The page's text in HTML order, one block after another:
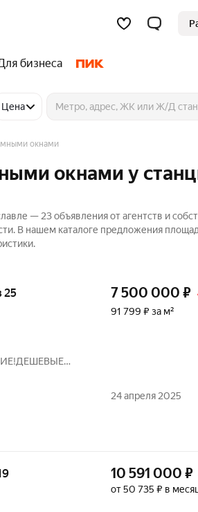
бизнеса
Цена
окнами
окнами у
— 23 объявления от агентств и
В нашем каталоге предложения
25
готова к
7 500 000 ₽
91 799 ₽ за м²
24 апреля 2025
10 591 000 ₽
от 50 735 ₽ в